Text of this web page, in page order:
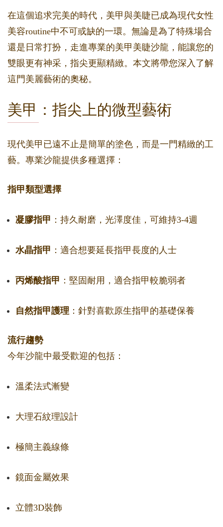
在這個追求完美的時代，美甲與美睫已成為現代女性
美容routine中不可或缺的一環。無論是為了特殊場合
還是日常打扮，走進專業的美甲美睫沙龍，能讓您的
雙眼更有神采，指尖更顯精緻。本文將帶您深入了解
這門美麗藝術的奧秘。
美甲：指尖上的微型藝術
現代美甲已遠不止是簡單的塗色，而是一門精緻的工
藝。專業沙龍提供多種選擇：
指甲類型選擇
凝膠指甲 ：持久耐磨，光澤度佳，可維持3-4週
水晶指甲 ：適合想要延長指甲長度的人士
丙烯酸指甲 ：堅固耐用，適合指甲較脆弱者
自然指甲護理 ：針對喜歡原生指甲的基礎保養
流行趨勢
今年沙龍中最受歡迎的包括：
溫柔法式漸變
大理石紋理設計
極簡主義線條
鏡面金屬效果
立體3D裝飾